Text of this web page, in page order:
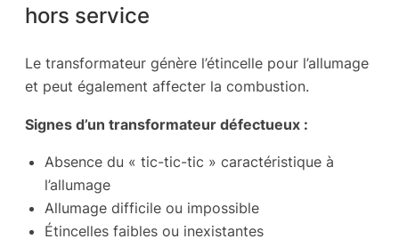
hors service
Le transformateur génère l’étincelle pour l’allumage
et peut également affecter la combustion.
Signes d’un transformateur défectueux :
Absence du « tic-tic-tic » caractéristique à
l’allumage
Allumage difficile ou impossible
Étincelles faibles ou inexistantes